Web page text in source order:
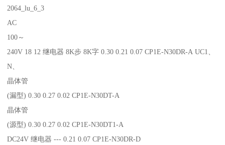
2064_lu_6_3
AC
100～
240V 18 12 继电器 8K步 8K字 0.30 0.21 0.07 CP1E-N30DR-A UC1、
N、
晶体管
(漏型) 0.30 0.27 0.02 CP1E-N30DT-A
晶体管
(源型) 0.30 0.27 0.02 CP1E-N30DT1-A
DC24V 继电器 --- 0.21 0.07 CP1E-N30DR-D